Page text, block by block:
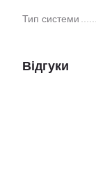
Тип системи
Відгуки